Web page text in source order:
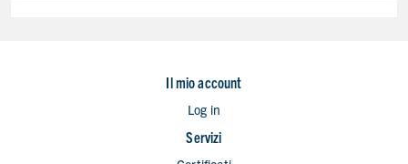
Il mio account
Log in
Servizi